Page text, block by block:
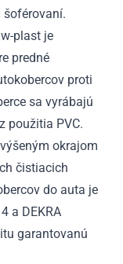
šoférovaní.
plast je
predné
proti
sa vyrábajú
použitia PVC.
okrajom
čistiacich
do auta je
a DEKRA
garantovanú